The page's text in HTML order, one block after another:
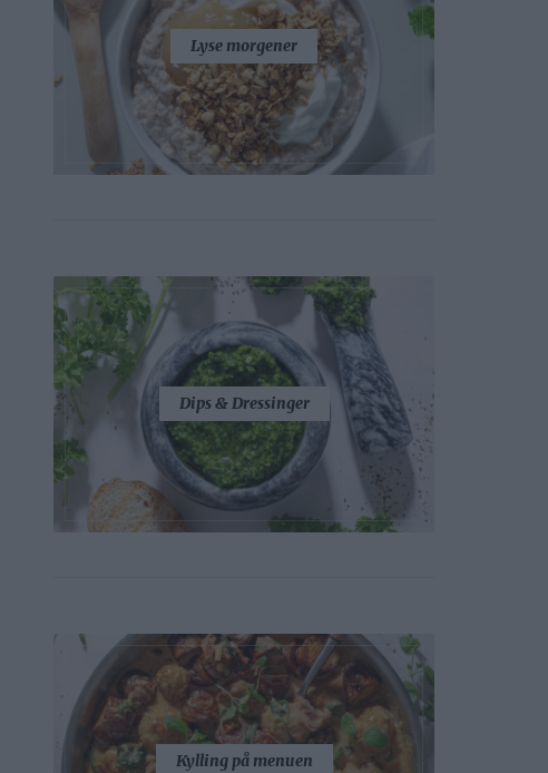
Lyse morgener
Dips & Dressinger
Kylling på menuen